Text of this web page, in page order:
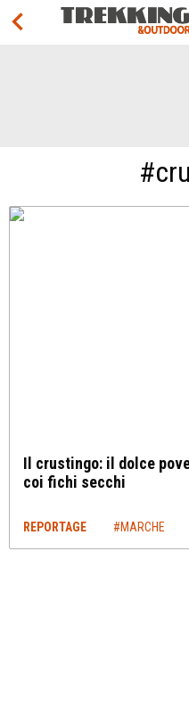
Il crustingo: il dolce
coi fichi secchi
REPORTAGE #MARCHE